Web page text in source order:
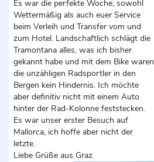
Es war die perfekte Woche, sowohl
Wettermäßig als auch euer Service
beim Verleih und Transfer vom und
zum Hotel. Landschaftlich schlägt die
Tramontana alles, was ich bisher
gekannt habe und mit dem Bike waren
die unzähligen Radsportler in den
Bergen kein Hindernis. Ich möchte
aber definitiv nicht mit einem Auto
hinter der Rad-Kolonne feststecken.
Es war unser erster Besuch auf
Mallorca, ich hoffe aber nicht der
letzte.
Liebe Grüße aus Graz